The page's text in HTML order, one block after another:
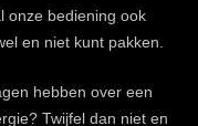
onze bediening ook
en niet kunt pakken.
hebben over een
Twijfel dan niet en